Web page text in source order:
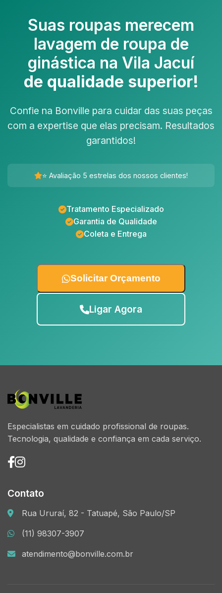
Suas roupas merecem
lavagem de roupa de
ginástica na Vila Jacuí
de qualidade superior!
Confie na Bonville para cuidar das suas peças
com a expertise que elas precisam. Resultados
garantidos!
⭐ Avaliação 5 estrelas dos nossos clientes!
Tratamento Especializado
Garantia de Qualidade
Coleta e Entrega
Solicitar Orçamento
Ligar Agora
Especialistas em cuidado profissional de roupas.
Tecnologia, qualidade e confiança em cada serviço.
Contato
Rua Ururaí, 82 - Tatuapé, São Paulo/SP
(11) 98307-3907
atendimento@bonville.com.br